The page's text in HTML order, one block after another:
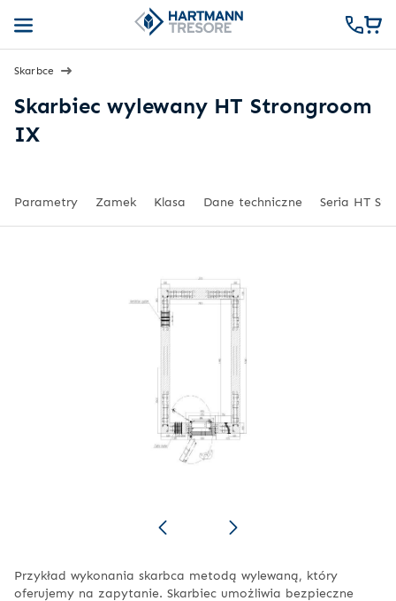
Skarbce
Skarbiec wylewany HT Strongroom
IX
Przykład wykonania skarbca metodą wylewaną, który
oferujemy na zapytanie. Skarbiec umożliwia bezpieczne
Parametry Zamek Klasa Dane techniczne Seria HT